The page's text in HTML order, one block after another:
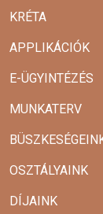
KRÉTA
APPLIKÁCIÓK
E-ÜGYINTÉZÉS
MUNKATERV
OSZTÁLYAINK
DÍJAINK